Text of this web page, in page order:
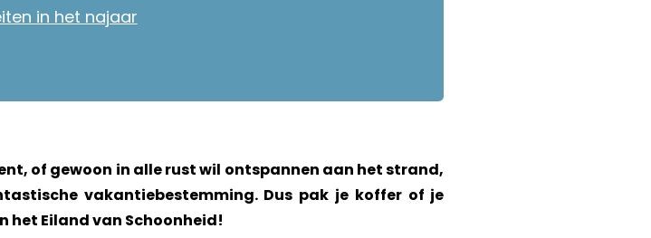
in het najaar
of gewoon in alle rust wil ontspannen aan het strand,
vakantiebestemming. Dus pak je koffer of je
het Eiland van Schoonheid!